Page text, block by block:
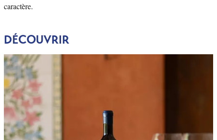
caractère.
DÉCOUVRIR